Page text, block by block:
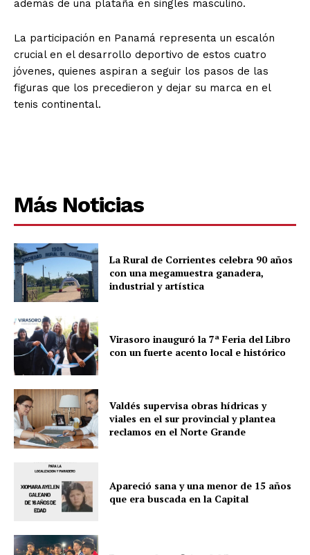
además de una plataña en singles masculino.
La participación en Panamá representa un escalón
crucial en el desarrollo deportivo de estos cuatro
jóvenes, quienes aspiran a seguir los pasos de las
figuras que los precedieron y dejar su marca en el
tenis continental.
Más Noticias
La Rural de Corrientes celebra 90 años
con una megamuestra ganadera,
industrial y artística
Virasoro inauguró la 7ª Feria del Libro
con un fuerte acento local e histórico
Valdés supervisa obras hídricas y
viales en el sur provincial y plantea
reclamos en el Norte Grande
Apareció sana y una menor de 15 años
que era buscada en la Capital